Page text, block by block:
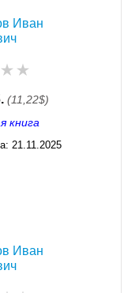
Иван
(11,22$)
книга
21.11.2025
Иван